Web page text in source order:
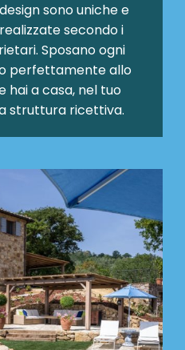
sono uniche e
secondo i
Sposano ogni
perfettamente allo
hai a casa, nel tuo
struttura ricettiva.